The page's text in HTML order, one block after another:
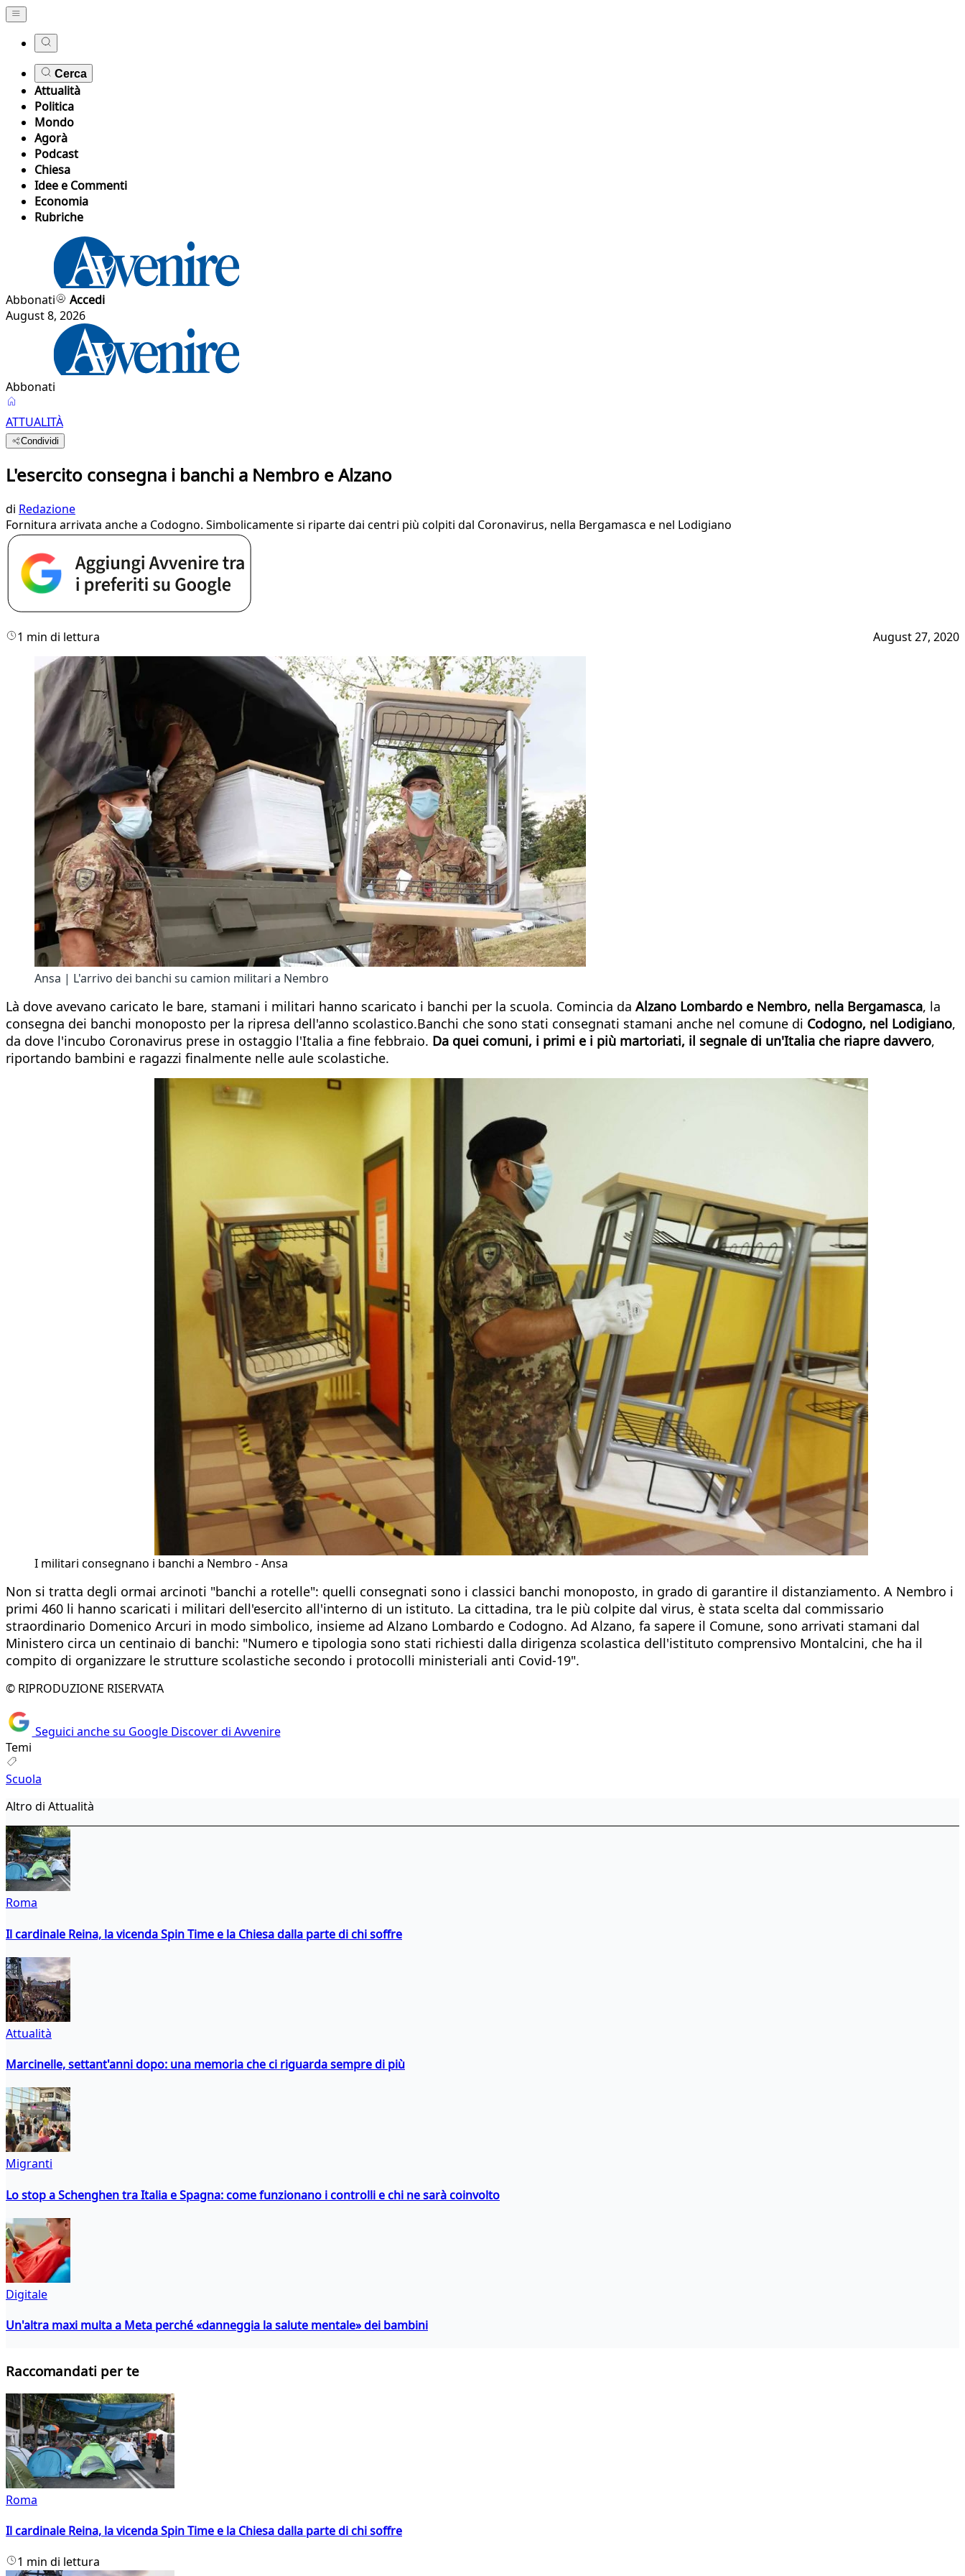
Cerca
Attualità
Politica
Mondo
Agorà
Podcast
Chiesa
Idee e Commenti
Economia
Rubriche
Abbonati
Accedi
August 8, 2026
Abbonati
ATTUALITÀ
Condividi
L'esercito consegna i banchi a Nembro e Alzano
di Redazione
Fornitura arrivata anche a Codogno. Simbolicamente si riparte dai centri più colpiti dal Coronavirus, nella Bergamasca e nel Lodigiano
1 min di lettura August 27, 2020
Ansa | L'arrivo dei banchi su camion militari a Nembro
Là dove avevano caricato le bare, stamani i militari hanno scaricato i banchi per la scuola. Comincia da Alzano Lombardo e Nembro, nella Bergamasca, la
consegna dei banchi monoposto per la ripresa dell'anno scolastico.Banchi che sono stati consegnati stamani anche nel comune di Codogno, nel Lodigiano,
da dove l'incubo Coronavirus prese in ostaggio l'Italia a fine febbraio. Da quei comuni, i primi e i più martoriati, il segnale di un'Italia che riapre davvero,
riportando bambini e ragazzi finalmente nelle aule scolastiche.
I militari consegnano i banchi a Nembro - Ansa
Non si tratta degli ormai arcinoti "banchi a rotelle": quelli consegnati sono i classici banchi monoposto, in grado di garantire il distanziamento. A Nembro i
primi 460 li hanno scaricati i militari dell'esercito all'interno di un istituto. La cittadina, tra le più colpite dal virus, è stata scelta dal commissario
straordinario Domenico Arcuri in modo simbolico, insieme ad Alzano Lombardo e Codogno. Ad Alzano, fa sapere il Comune, sono arrivati stamani dal
Ministero circa un centinaio di banchi: "Numero e tipologia sono stati richiesti dalla dirigenza scolastica dell'istituto comprensivo Montalcini, che ha il
compito di organizzare le strutture scolastiche secondo i protocolli ministeriali anti Covid-19".
© RIPRODUZIONE RISERVATA
Seguici anche su Google Discover di Avvenire
Temi
Scuola
Altro di Attualità
Roma
Il cardinale Reina, la vicenda Spin Time e la Chiesa dalla parte di chi soffre
Attualità
Marcinelle, settant'anni dopo: una memoria che ci riguarda sempre di più
Migranti
Lo stop a Schenghen tra Italia e Spagna: come funzionano i controlli e chi ne sarà coinvolto
Digitale
Un'altra maxi multa a Meta perché «danneggia la salute mentale» dei bambini
Raccomandati per te
Roma
Il cardinale Reina, la vicenda Spin Time e la Chiesa dalla parte di chi soffre
1 min di lettura